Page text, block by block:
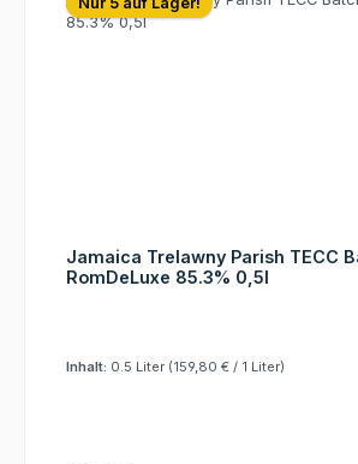
Jamaica Trelawny Parish TECC
RomDeLuxe 85.3% 0,5l
Inhalt: 0.5 Liter (159,80 € / 1 Liter)